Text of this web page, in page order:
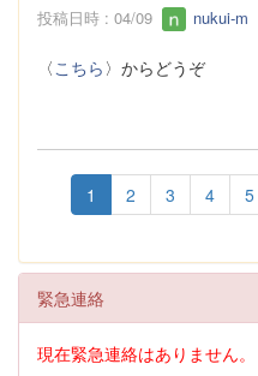
投稿日時 : 04/09 nukui-m
〈こちら 〉からどうぞ
1 2 3 4 5
緊急連絡
現在緊急連絡はありません。